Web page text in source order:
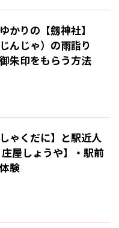
かりの【劔神社】
んじゃ）の雨詣り
朱印をもらう方法
ゃくだに】と駅近人
屋しょうや】・駅前
験